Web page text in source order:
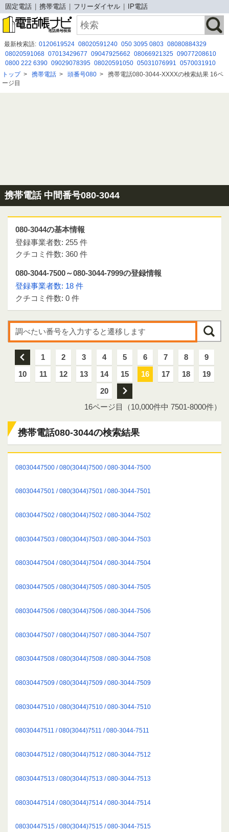
固定電話 携帯電話 フリーダイヤル IP電話
最新検索語: 0120619524 08020591240 050 3095 0803 08080884329
08020591068 07013429677 09047925662 08066921325 09077208610
0800 222 6390 09029078395 08020591050 05031076991 0570031910
08009196407 0120666517 0800-080-8333 0427193914 080-3736-0276
05052920497
トップ> 携帯電話 > 頭番号080 > 携帯電話080-3044-XXXXの検索結果 16ペ
ージ目
携帯電話 中間番号080-3044
080-3044の基本情報
登録事業者数: 255 件
クチコミ件数: 360 件
080-3044-7500～080-3044-7999の登録情報
登録事業者数: 18 件
クチコミ件数: 0 件
前 1 2 3 4 5 6 7 8
9
10
11 12 13 14 15 16 17 18
19
20
次
16ページ目（10,000件中 7501-8000件）
携帯電話080-3044の検索結果
08030447500 / 080(3044)7500 / 080-3044-7500
08030447501 / 080(3044)7501 / 080-3044-7501
08030447502 / 080(3044)7502 / 080-3044-7502
08030447503 / 080(3044)7503 / 080-3044-7503
08030447504 / 080(3044)7504 / 080-3044-7504
08030447505 / 080(3044)7505 / 080-3044-7505
08030447506 / 080(3044)7506 / 080-3044-7506
08030447507 / 080(3044)7507 / 080-3044-7507
08030447508 / 080(3044)7508 / 080-3044-7508
08030447509 / 080(3044)7509 / 080-3044-7509
08030447510 / 080(3044)7510 / 080-3044-7510
08030447511 / 080(3044)7511 / 080-3044-7511
08030447512 / 080(3044)7512 / 080-3044-7512
08030447513 / 080(3044)7513 / 080-3044-7513
08030447514 / 080(3044)7514 / 080-3044-7514
08030447515 / 080(3044)7515 / 080-3044-7515